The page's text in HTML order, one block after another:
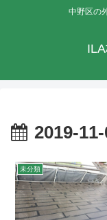
中野区の
2019-
未分類